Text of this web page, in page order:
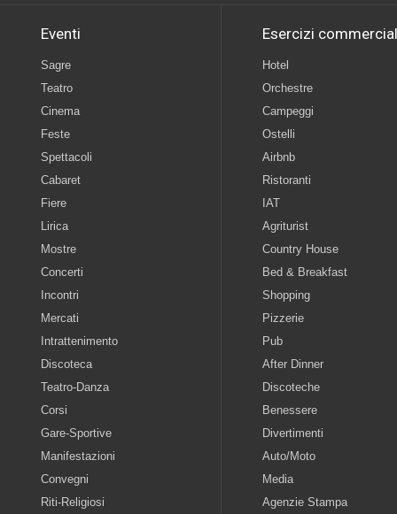
Eventi
Sagre
Teatro
Cinema
Feste
Spettacoli
Cabaret
Fiere
Lirica
Mostre
Concerti
Incontri
Mercati
Intrattenimento
Discoteca
Teatro-Danza
Corsi
Gare-Sportive
Manifestazioni
Convegni
Riti-Religiosi
Esercizi
Hotel
Orchestre
Campeggi
Ostelli
Airbnb
Ristoranti
IAT
Agriturist
Country House
Bed & Breakfast
Shopping
Pizzerie
Pub
After Dinner
Discoteche
Benessere
Divertimenti
Auto/Moto
Media
Agenzie Stampa